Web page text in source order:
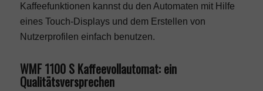
Kaffeefunktionen kannst du den Automaten mit Hilfe
eines Touch-Displays und dem Erstellen von
Nutzerprofilen einfach benutzen.
WMF 1100 S Kaffeevollautomat: ein
Qualitätsversprechen